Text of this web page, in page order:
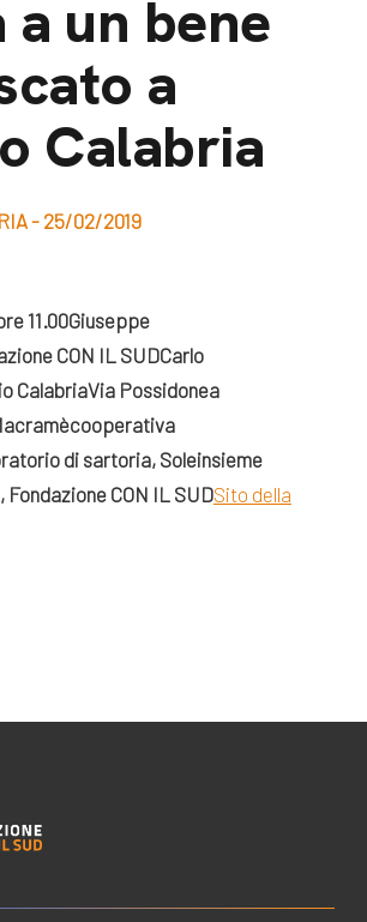
un bene
a
Calabria
- 25/02/2019
11.00Giuseppe
CON IL SUDCarlo
CalabriaVia Possidonea
cooperativa
di sartoria, Soleinsieme
Fondazione CON IL SUDSito della
noi
dal Sud
Campagne
Libri e
pubblicazioni
social: